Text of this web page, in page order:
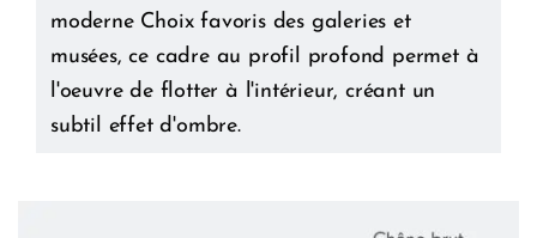
moderne Choix favoris des galeries et
musées, ce cadre au profil profond permet à
l'oeuvre de flotter à l'intérieur, créant un
subtil effet d'ombre.